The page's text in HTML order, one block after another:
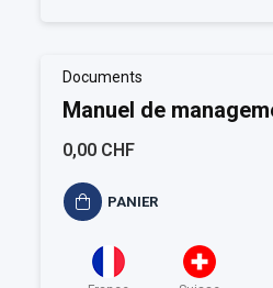
Documents
Manuel de
0,00 CHF
PANIER